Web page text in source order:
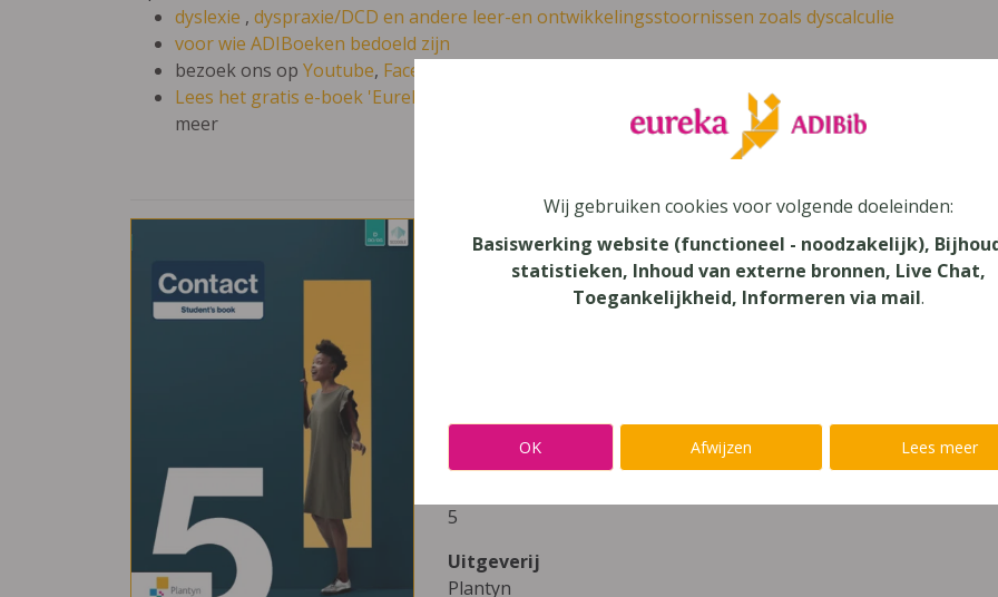
dyslexie , dyspraxie/DCD en andere leer-en ontwikkelingsstoornissen zoals dyscalculie
voor wie ADIBoeken bedoeld zijn
bezoek ons op Youtube, Facebook
Lees het gratis e-boek 'Eureka: leren en leven in je talent'
en lees meer over thema's als redelijke
meer
Contact 5 Domeinoverschrijdende en
doorstroomfinaliteit (richting Taal- en
Niveau
Buitengewoon Secundair Onderwijs
5
Uitgeverij
Plantyn
Wij gebruiken cookies voor volgende doeleinden:
Basiswerking website (functioneel - noodzakelijk),
statistieken, Inhoud van externe bronnen, Live Chat,
Toegankelijkheid, Informeren via mail.
OK Afwijzen Lees meer